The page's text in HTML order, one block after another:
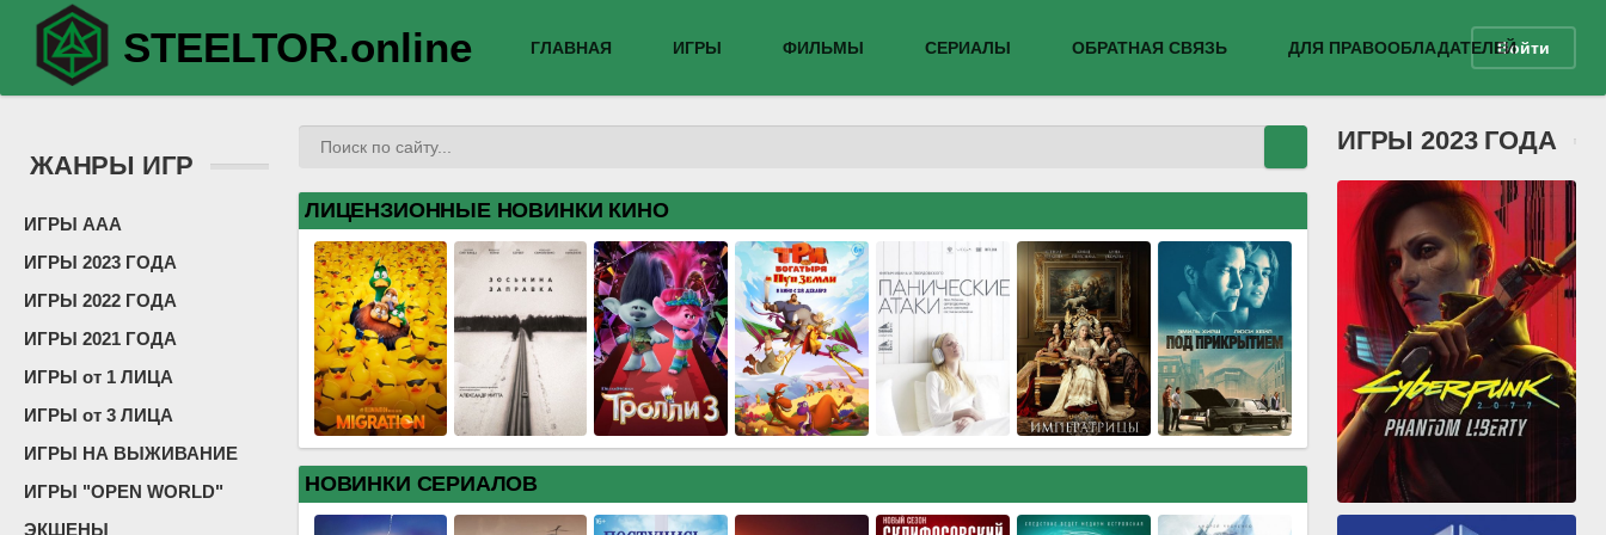
STEELTOR.online ГЛАВНАЯ ИГРЫ ФИЛЬМЫ СЕРИАЛЫ ОБРАТНАЯ СВЯЗЬ ДЛЯ ПРАВООБЛАДАТЕЛЕЙВойти
ЖАНРЫ ИГР
ИГРЫ ААА
ИГРЫ 2023 ГОДА
ИГРЫ 2022 ГОДА
ИГРЫ 2021 ГОДА
ИГРЫ от 1 ЛИЦА
ИГРЫ от 3 ЛИЦА
ИГРЫ НА ВЫЖИВАНИЕ
ИГРЫ "OPEN WORLD"
ЭКШЕНЫ
ЛИЦЕНЗИОННЫЕ НОВИНКИ КИНО
НОВИНКИ СЕРИАЛОВ
ИГРЫ 2023 ГОДА